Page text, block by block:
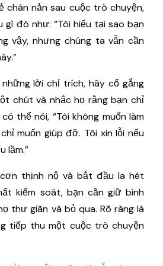
chán nản sau cuộc trò chuyện,
đó như: “Tôi hiểu tại sao bạn
vậy, nhưng chúng ta vẫn cần
lời chỉ trích, hãy cố gắng
chút và nhắc họ rằng bạn chỉ
thể nói, “Tôi không muốn làm
muốn giúp đỡ. Tôi xin lỗi nếu
lầm.”
thịnh nộ và bắt đầu la hét
kiểm soát, bạn cần giữ bình
thư giãn và bỏ qua. Rõ ràng là
tiếp thu một cuộc trò chuyện